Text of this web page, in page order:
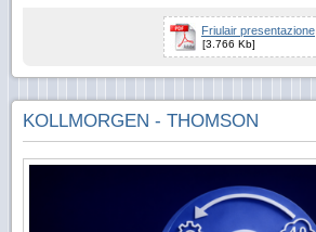
Friulair presentazione
[3.766 Kb]
KOLLMORGEN - THOMSON